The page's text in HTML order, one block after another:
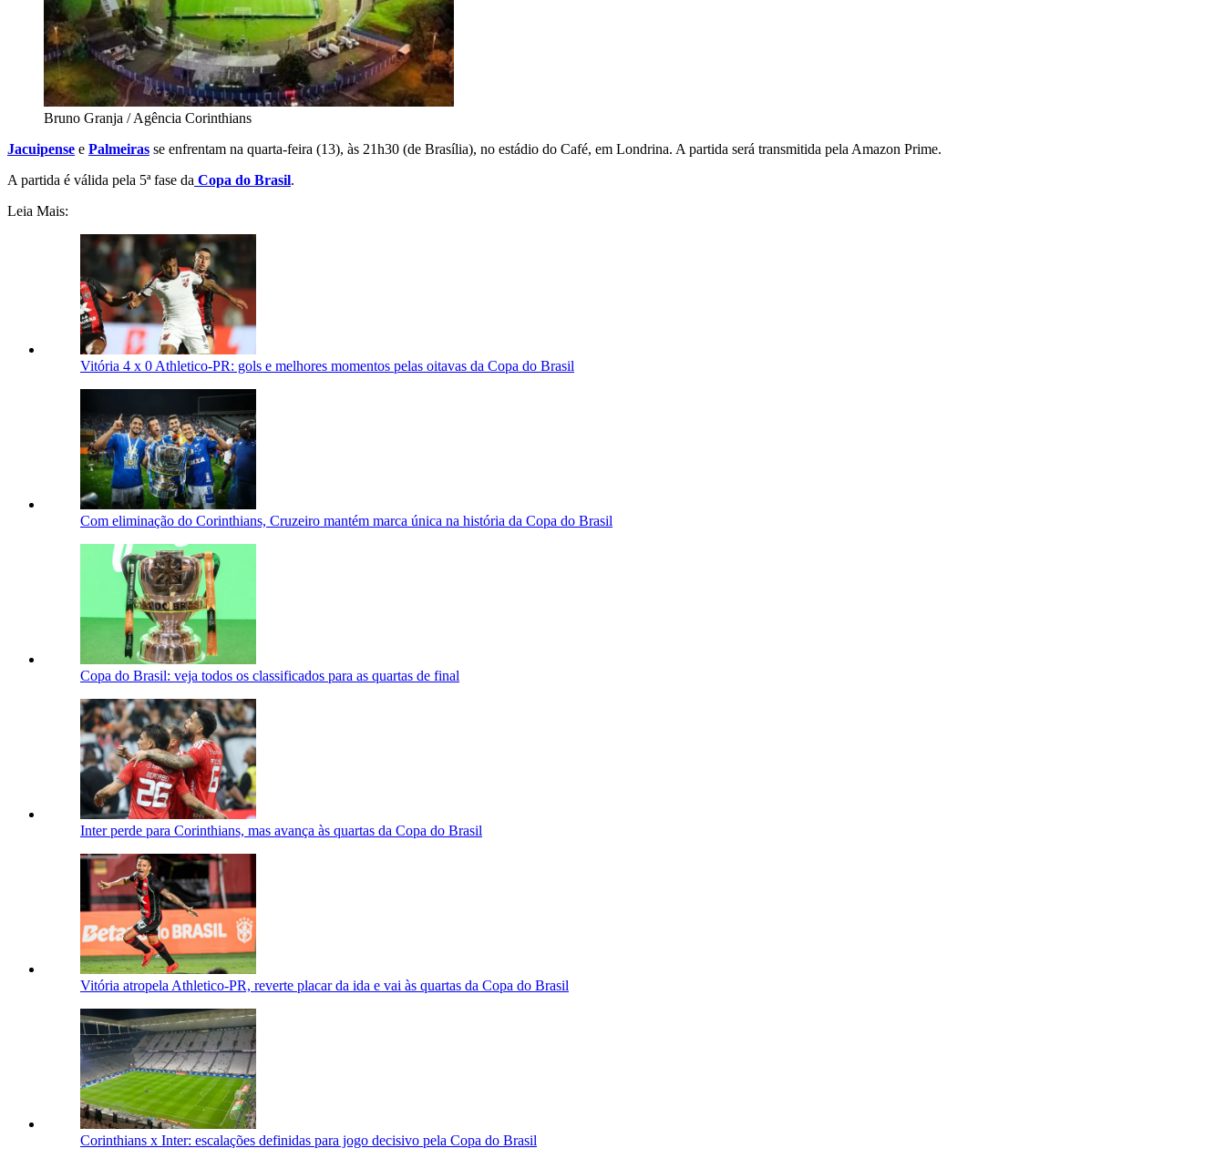
Bruno Granja / Agência Corinthians
Jacuipense e Palmeiras se enfrentam na quarta-feira (13), às 21h30 (de Brasília), no estádio do Café, em Londrina. A partida será transmitida pela Amazon Prime.
A partida é válida pela 5ª fase da Copa do Brasil.
Leia Mais:
Vitória 4 x 0 Athletico-PR: gols e melhores momentos pelas oitavas da Copa do Brasil
Com eliminação do Corinthians, Cruzeiro mantém marca única na história da Copa do Brasil
Copa do Brasil: veja todos os classificados para as quartas de final
Inter perde para Corinthians, mas avança às quartas da Copa do Brasil
Vitória atropela Athletico-PR, reverte placar da ida e vai às quartas da Copa do Brasil
Corinthians x Inter: escalações definidas para jogo decisivo pela Copa do Brasil